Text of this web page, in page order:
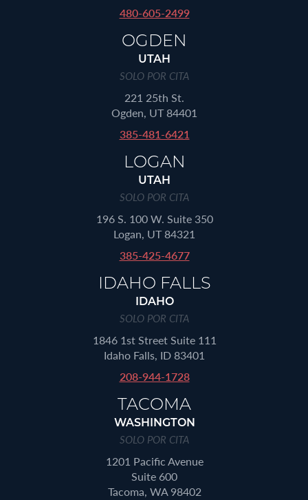
480-605-2499
OGDEN
UTAH
SOLO POR CITA
221 25th St.
Ogden, UT 84401
385-481-6421
LOGAN
UTAH
SOLO POR CITA
196 S. 100 W. Suite 350
Logan, UT 84321
385-425-4677
IDAHO FALLS
IDAHO
SOLO POR CITA
1846 1st Street Suite 111
Idaho Falls, ID 83401
208-944-1728
TACOMA
WASHINGTON
SOLO POR CITA
1201 Pacific Avenue
Suite 600
Tacoma, WA 98402